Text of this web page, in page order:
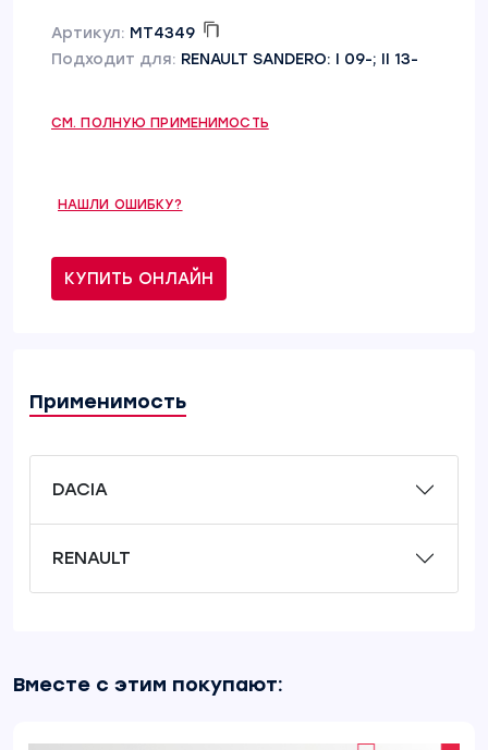
Артикул: MT4349
Подходит для: RENAULT SANDERO: I 09-; II 13-
СМ. ПОЛНУЮ ПРИМЕНИМОСТЬ
НАШЛИ ОШИБКУ?
КУПИТЬ ОНЛАЙН
Применимость
DACIA
RENAULT
Вместе с этим покупают: